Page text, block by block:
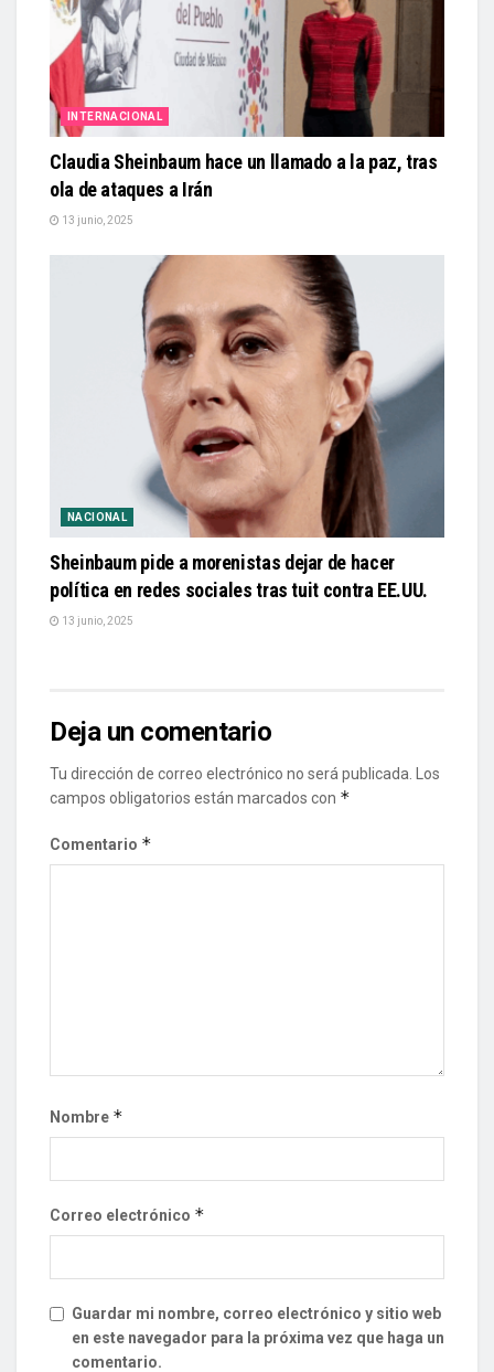
INTERNACIONAL
Claudia Sheinbaum hace un llamado a la paz, tras
ola de ataques a Irán
13 junio, 2025
NACIONAL
Sheinbaum pide a morenistas dejar de hacer
política en redes sociales tras tuit contra EE.UU.
13 junio, 2025
Deja un comentario
Tu dirección de correo electrónico no será publicada.
Los
campos obligatorios están marcados con *
Comentario *
Nombre *
Correo electrónico *
Guardar mi nombre, correo electrónico y sitio web
en este navegador para la próxima vez que haga un
comentario.